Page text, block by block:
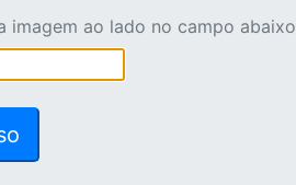
imagem ao lado no campo abaixo